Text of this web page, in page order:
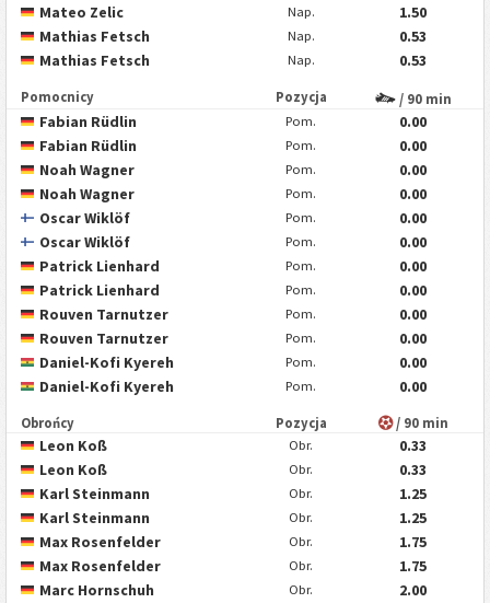
Mateo Zelic
Nap.
1.50
Mathias Fetsch
Nap.
0.53
Mathias Fetsch
Nap. 0.53
Pomocnicy Pozycja / 90 min
Fabian Rüdlin Pom.
0.00
Fabian Rüdlin
Pom.
0.00
Noah Wagner
Pom.
0.00
Noah Wagner
Pom.
0.00
Oscar Wiklöf
Pom.
0.00
Oscar Wiklöf
Pom.
0.00
Patrick Lienhard
Pom.
0.00
Patrick Lienhard
Pom.
0.00
Rouven Tarnutzer
Pom.
0.00
Rouven Tarnutzer
Pom.
0.00
Daniel-Kofi Kyereh
Pom.
0.00
Daniel-Kofi Kyereh
Pom. 0.00
Obrońcy Pozycja / 90 min
Leon Koß Obr.
0.33
Leon Koß
Obr.
0.33
Karl Steinmann
Obr.
1.25
Karl Steinmann
Obr.
1.25
Max Rosenfelder
Obr.
1.75
Max Rosenfelder
Obr.
1.75
Marc Hornschuh
Obr.
2.00